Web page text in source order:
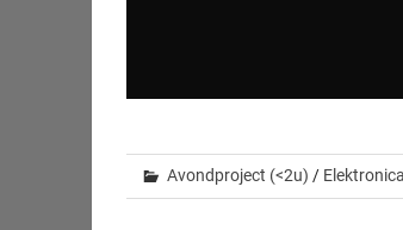
Avondproject (<2u) / Elektronica